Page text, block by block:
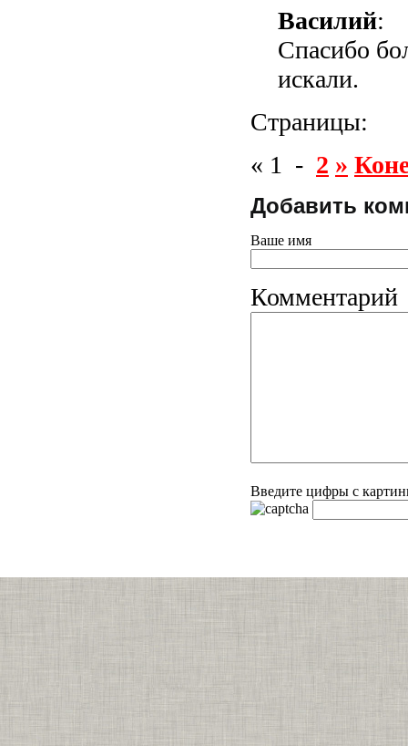
Василий:
Спасибо
искали.
Страницы:
« 1 - 2 »
Добавить
Ваше имя
Комментарий
Введите цифры с